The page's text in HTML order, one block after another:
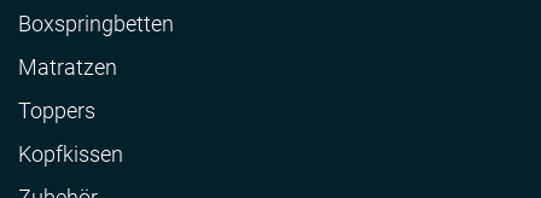
Boxspringbetten
Matratzen
Toppers
Kopfkissen